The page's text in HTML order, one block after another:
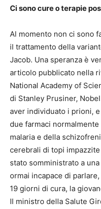
Ci sono cure o terapie
Al momento non ci sono
il trattamento della
Jacob. Una speranza è
articolo pubblicato nella
National Academy of
di Stanley Prusiner,
aver individuato i prioni,
due farmaci
malaria e della
cerebrali di topi
stato somministrato a
ormai incapace di
19 giorni di cura, la
Il ministro della Salute